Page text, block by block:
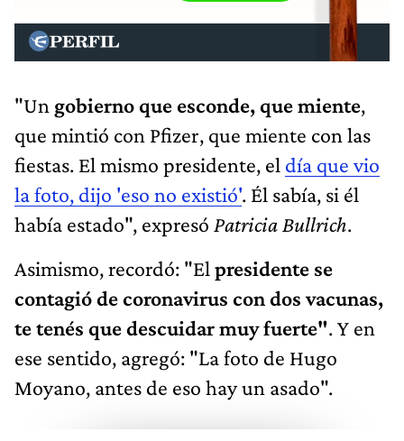
"Un gobierno que esconde, que miente,
que mintió con Pfizer, que miente con las
fiestas. El mismo presidente, el día que vio
la foto, dijo 'eso no existió'. Él sabía, si él
había estado", expresó Patricia Bullrich.
Asimismo, recordó: "El presidente se
contagió de coronavirus con dos vacunas,
te tenés que descuidar muy fuerte". Y en
ese sentido, agregó: "La foto de Hugo
Moyano, antes de eso hay un asado".